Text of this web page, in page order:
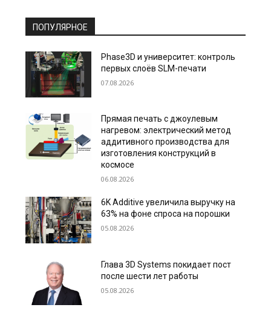
ПОПУЛЯРНОЕ
Phase3D и университет: контроль
первых слоёв SLM-печати
07.08.2026
Прямая печать с джоулевым
нагревом: электрический метод
аддитивного производства для
изготовления конструкций в
космосе
06.08.2026
6K Additive увеличила выручку на
63% на фоне спроса на порошки
05.08.2026
Глава 3D Systems покидает пост
после шести лет работы
05.08.2026